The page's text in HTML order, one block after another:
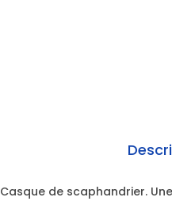
Casque de scaphandrier.